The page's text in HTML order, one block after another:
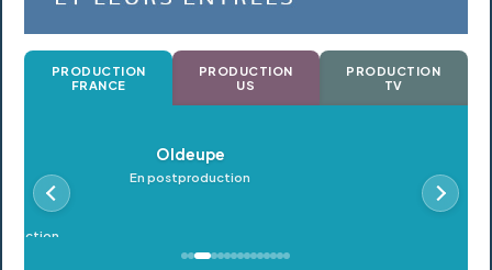
PRODUCTION
FRANCE
PRODUCTION
US
PRODUCTION
TV
Oldeupe
En postproduction